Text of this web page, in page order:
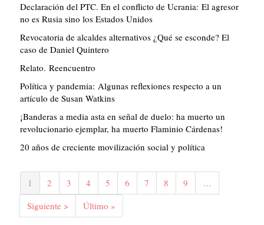
Declaración del PTC. En el conflicto de Ucrania: El agresor
no es Rusia sino los Estados Unidos
Revocatoria de alcaldes alternativos ¿Qué se esconde? El
caso de Daniel Quintero
Relato. Reencuentro
Política y pandemia: Algunas reflexiones respecto a un
artículo de Susan Watkins
¡Banderas a media asta en señal de duelo: ha muerto un
revolucionario ejemplar, ha muerto Flaminio Cárdenas!
20 años de creciente movilización social y política
Paginación
Página
actual
1 Página
2 Página
3 Página
4 Página
5 Página
6 Página
7 Página
8 Página
9
…
Siguiente
página
Siguiente >
Última
página
Último »